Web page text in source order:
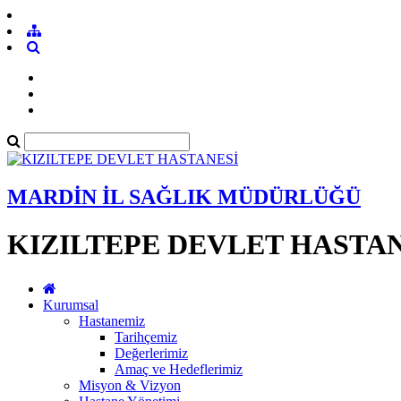
MARDİN İL SAĞLIK MÜDÜRLÜĞÜ
KIZILTEPE DEVLET
Kurumsal
Hastanemiz
Tarihçemiz
Değerlerimiz
Amaç ve Hedeflerimiz
Misyon & Vizyon